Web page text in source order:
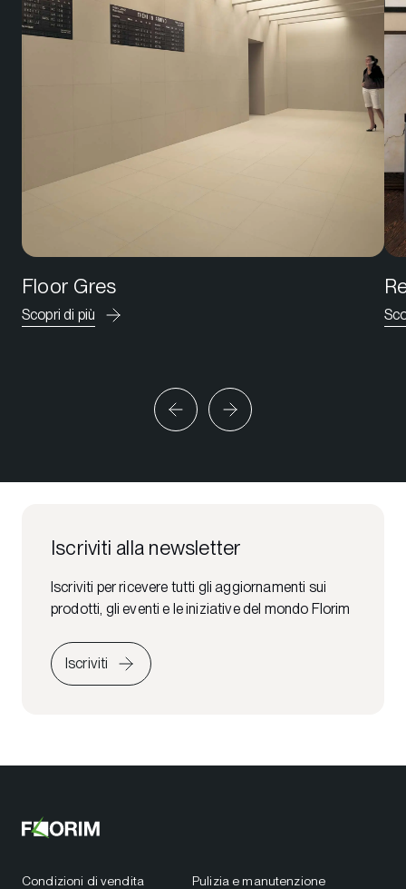
Floor Gres
Scopri di più
Iscriviti alla newsletter
Iscriviti per ricevere tutti gli aggiornamenti sui
prodotti, gli eventi e le iniziative del mondo Florim
Iscriviti
Condizioni di vendita Pulizia e manutenzione